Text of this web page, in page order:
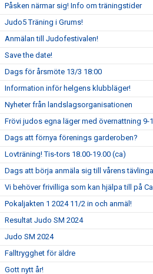
Påsken närmar sig! Info om träningstider
Judo5 Träning i Grums!
Anmälan till Judofestivalen!
Save the date!
Dags för årsmöte 13/3 18:00
Information inför helgens klubbläger!
Nyheter från landslagsorganisationen
Frövi judos egna läger med övernattning 9-
Dags att förnya förenings garderoben?
Lovträning! Tis-tors 18.00-19.00 (ca)
Dags att börja anmäla sig till vårens
Vi behöver frivilliga som kan hjälpa till på
Pokaljakten 1 2024 11/2 in och anmäl!
Resultat Judo SM 2024
Judo SM 2024
Falltrygghet för äldre
Gott nytt år!